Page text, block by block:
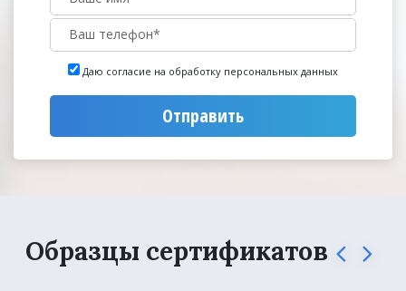
Даю согласие на обработку персональных данных
Отправить
Образцы сертификатов